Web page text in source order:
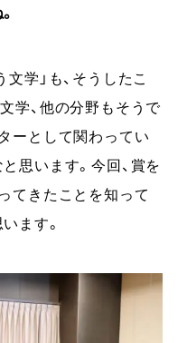
学」も、そうしたこ
学、他の分野もそうで
ーとして関わってい
思います。今回、賞を
てきたことを知って
ます。